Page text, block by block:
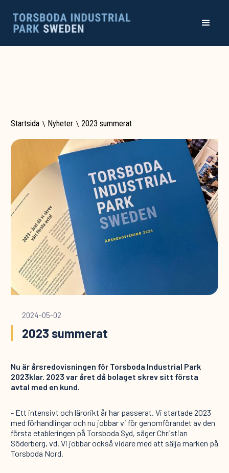
Startsida \ Nyheter \ 2023 summerat
2024-05-02
2023 summerat
Nu är årsredovisningen för Torsboda Industrial Park
2023klar. 2023 var året då bolaget skrev sitt första
avtal med en kund.
- Ett intensivt och lärorikt år har passerat. Vi startade 2023
med förhandlingar och nu jobbar vi för genomförandet av den
första etableringen på Torsboda Syd, säger Christian
Söderberg, vd. Vi jobbar också vidare med att sälja marken på
Torsboda Nord.